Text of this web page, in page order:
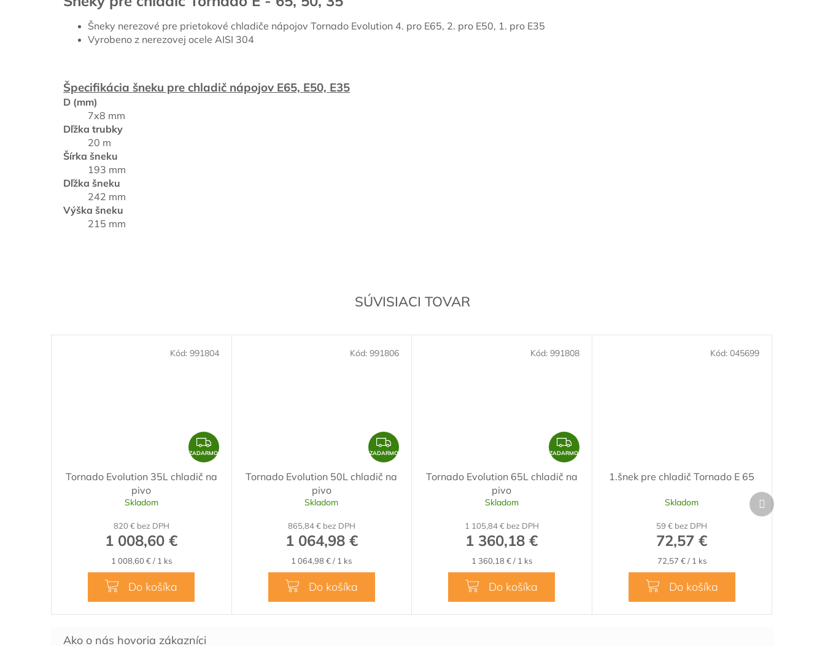
SÚVISIACI TOVAR
Z
A
ZADARMO
Tornado Evolution 35L chladič na
pivo
Skladom
820 € bez DPH
1 008,60 €
Jednotková
cena:
1 008,60 € / 1 ks
Do košíka
Kód: 991804
Z
A
ZADARMO
Tornado Evolution 50L chladič na
pivo
Skladom
865,84 € bez DPH
1 064,98 €
Jednotková
cena:
1 064,98 € / 1 ks
Do košíka
Kód: 991806
Z
A
ZADARMO
Tornado Evolution 65L chladič na
pivo
Skladom
1 105,84 € bez DPH
1 360,18 €
Jednotková
cena:
1 360,18 € / 1 ks
Do košíka
Kód: 991808
1.šnek pre chladič Tornado E 65
Skladom
59 € bez DPH
72,57 €
Jednotková
cena:
72,57 € / 1 ks
Do košíka
Kód: 045699
Ďalší
produkt
Šneky nerezové pre prietokové chladiče nápojov Tornado Evolution 4. pro E65, 2. pro E50, 1. pro E35
Vyrobeno z nerezovej ocele AISI 304
Špecifikácia šneku pre chladič nápojov E65, E50, E35
D (mm)
7x8 mm
Dľžka trubky
20 m
Šírka šneku
193 mm
Dľžka šneku
242 mm
Výška šneku
215 mm